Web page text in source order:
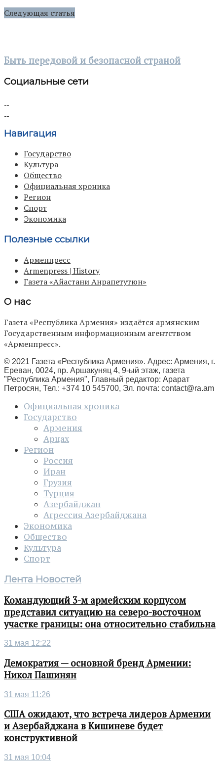
Следующая статья
Быть передовой и безопасной страной
Социальные сети
Навигация
Государство
Культура
Общество
Официальная хроника
Регион
Спорт
Экономика
Полезные ссылки
Арменпресс
Armenpress | History
Газета «Айастани Анрапетутюн»
О нас
Газета «Республика Армения» издаётся армянским
Государственным информационным агентством
«Арменпресс».
© 2021 Газета «Республика Армения». Адрес: Армения, г.
Ереван, 0024, пр. Аршакуняц 4, 9-ый этаж, газета
"Республика Армения", Главный редактор: Арарат
Петросян, Тел.: +374 10 545700, Эл. почта: contact@ra.am
Официальная хроника
Государство
Армения
Арцах
Регион
Россия
Иран
Грузия
Турция
Азербайджан
Агрессия Азербайджана
Экономика
Общество
Культура
Спорт
Лента Новостей
Командующий 3-м армейским корпусом
представил ситуацию на северо-восточном
участке границы: она относительно стабильна
31 мая 12:22
Демократия — основной бренд Армении:
Никол Пашинян
31 мая 11:26
США ожидают, что встреча лидеров Армении
и Азербайджана в Кишиневе будет
конструктивной
31 мая 10:04